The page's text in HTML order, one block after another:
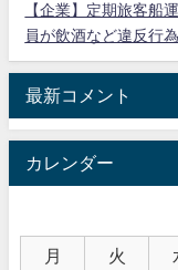
【企業】定期旅客船
員が飲酒など違反行
最新コメント
カレンダー
月 火